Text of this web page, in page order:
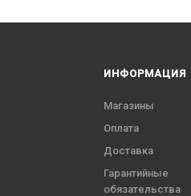
ИНФОРМАЦИЯ
Магазины
Оплата
Доставка
Гарантийные
обязательства